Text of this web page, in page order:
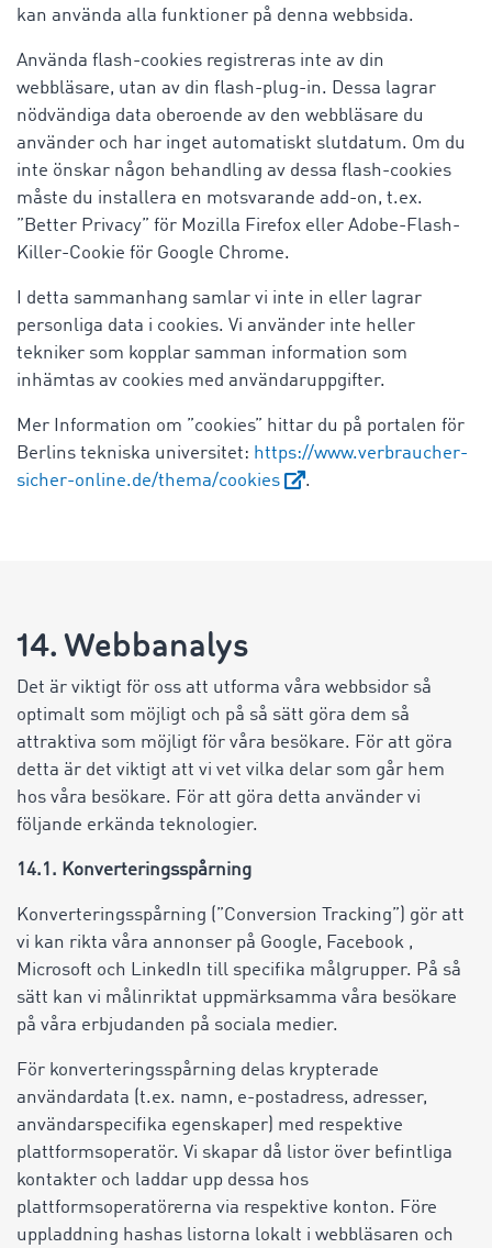
kan använda alla funktioner på denna webbsida.
Använda flash-cookies registreras inte av din
webbläsare, utan av din flash-plug-in. Dessa lagrar
nödvändiga data oberoende av den webbläsare du
använder och har inget automatiskt slutdatum. Om du
inte önskar någon behandling av dessa flash-cookies
måste du installera en motsvarande add-on, t.ex.
”Better Privacy” för Mozilla Firefox eller Adobe-Flash-
Killer-Cookie för Google Chrome.
I detta sammanhang samlar vi inte in eller lagrar
personliga data i cookies. Vi använder inte heller
tekniker som kopplar samman information som
inhämtas av cookies med användaruppgifter.
Mer Information om ”cookies” hittar du på portalen för
Berlins tekniska universitet: https://www.verbraucher-
sicher-online.de/thema/cookies
.
14. Webbanalys
Det är viktigt för oss att utforma våra webbsidor så
optimalt som möjligt och på så sätt göra dem så
attraktiva som möjligt för våra besökare. För att göra
detta är det viktigt att vi vet vilka delar som går hem
hos våra besökare. För att göra detta använder vi
följande erkända teknologier.
14.1. Konverteringsspårning
Konverteringsspårning (”Conversion Tracking”) gör att
vi kan rikta våra annonser på Google, Facebook ,
Microsoft och LinkedIn till specifika målgrupper. På så
sätt kan vi målinriktat uppmärksamma våra besökare
på våra erbjudanden på sociala medier.
För konverteringsspårning delas krypterade
användardata (t.ex. namn, e-postadress, adresser,
användarspecifika egenskaper) med respektive
plattformsoperatör. Vi skapar då listor över befintliga
kontakter och laddar upp dessa hos
plattformsoperatörerna via respektive konton. Före
uppladdning hashas listorna lokalt i webbläsaren och